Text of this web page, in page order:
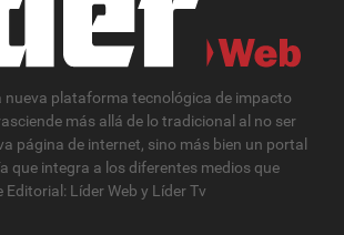
nueva plataforma tecnológica de impacto
más allá de lo tradicional al no ser
página de internet, sino más bien un portal
que integra a los diferentes medios que
Líder Web y Líder Tv